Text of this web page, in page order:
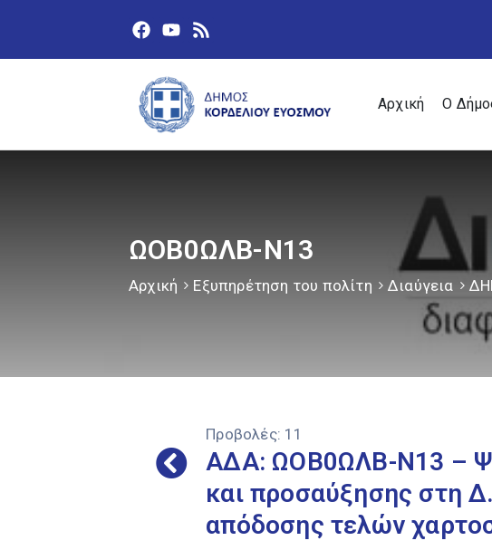
Αρχική Ο
ΩΟΒ0ΩΛΒ-Ν13
Αρχική Εξυπηρέτηση του πολίτη Διαύγεια
Προβολές: 11
ΑΔΑ: ΩΟΒ0ΩΛΒ-Ν13 –
και προσαύξησης στη
απόδοσης τελών